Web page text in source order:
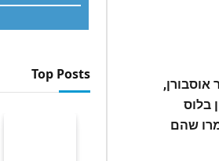
בלוס
שהם
Top Posts